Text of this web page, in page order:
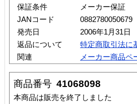
保証条件
メーカー保証
JANコード
0882780050679
発売日
2006年1月31日
返品について
特定商取引法に
関連
メーカー商品ペ
商品番号 41068098
本商品は販売を終了しました